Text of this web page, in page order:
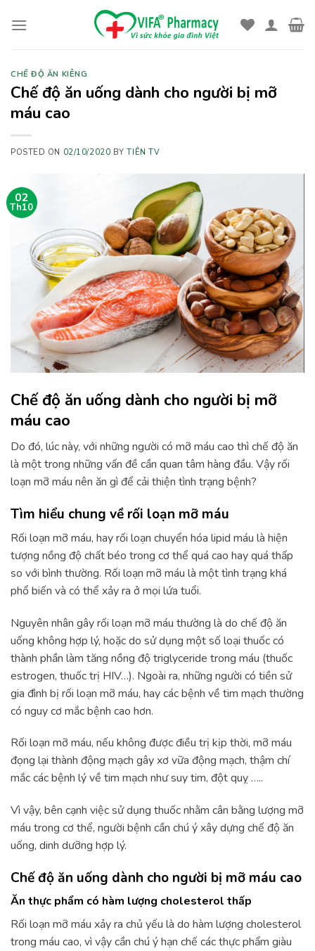
CHẾ ĐỘ ĂN KIÊNG
Chế độ ăn uống dành cho người bị mỡ
máu cao
POSTED ON 02/10/2020 BYTIÊN TV
02
Th10
Chế độ ăn uống dành cho người bị mỡ
máu cao
Do đó, lúc này, với những người có mỡ máu cao thì chế độ ăn
là một trong những vấn đề cần quan tâm hàng đầu. Vậy rối
loạn mỡ máu nên ăn gì để cải thiện tình trạng bệnh?
Tìm hiểu chung về rối loạn mỡ máu
Rối loạn mỡ máu, hay rối loạn chuyển hóa lipid máu là hiện
tượng nồng độ chất béo trong cơ thể quá cao hay quá thấp
so với bình thường. Rối loạn mỡ máu là một tình trạng khá
phổ biến và có thể xảy ra ở mọi lứa tuổi.
Nguyên nhân gây rối loạn mỡ máu thường là do chế độ ăn
uống không hợp lý, hoặc do sử dụng một số loại thuốc có
thành phần làm tăng nồng độ triglyceride trong máu (thuốc
estrogen, thuốc trị HIV…). Ngoài ra, những người có tiền sử
gia đình bị rối loạn mỡ máu, hay các bệnh về tim mạch thường
có nguy cơ mắc bệnh cao hơn.
Rối loạn mỡ máu, nếu không được điều trị kịp thời, mỡ máu
đọng lại thành động mạch gây xơ vữa động mạch, thậm chí
mắc các bệnh lý về tim mạch như suy tim, đột quỵ …..
Vì vậy, bên cạnh việc sử dụng thuốc nhằm cân bằng lượng mỡ
máu trong cơ thể, người bệnh cần chú ý xây dựng chế độ ăn
uống, dinh dưỡng hợp lý.
Chế độ ăn uống dành cho người bị mỡ máu cao
Ăn thực phẩm có hàm lượng cholesterol thấp
Rối loạn mỡ máu xảy ra chủ yếu là do hàm lượng cholesterol
trong máu cao, vì vậy cần chú ý hạn chế các thực phẩm giàu